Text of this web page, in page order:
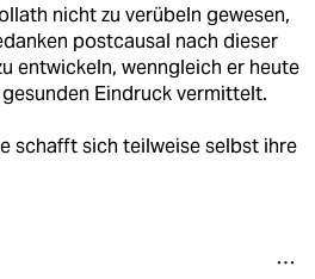
nicht zu verübeln gewesen,
postcausal nach dieser
entwickeln, wenngleich er heute
Eindruck vermittelt.
schafft sich teilweise selbst ihre